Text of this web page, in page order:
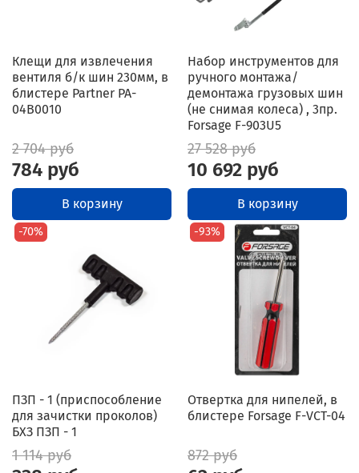
Клещи для извлечения
вентиля б/к шин 230мм, в
блистере Partner PA-
04B0010
2 704 руб
784 руб
В корзину
Набор инструментов для
ручного монтажа/
демонтажа грузовых шин
(не снимая колеса) , 3пр.
Forsage F-903U5
27 528 руб
10 692 руб
В корзину
-70%
ПЗП - 1 (приспособление
для зачистки проколов)
БХЗ ПЗП - 1
1 114 руб
-93%
Отвертка для нипелей, в
блистере Forsage F-VCT-04
872 руб